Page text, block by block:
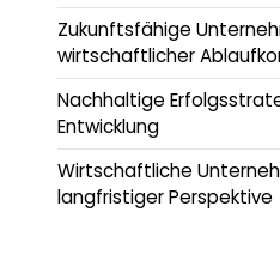
Zukunftsfähige
wirtschaftlicher
Nachhaltige
Entwicklung
Wirtschaftliche
langfristiger Perspektive